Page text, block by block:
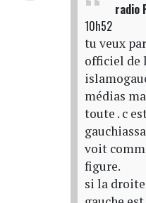
radio
10h52
tu veux
officiel de
médias
toute . c
voit
figure.
si la droite